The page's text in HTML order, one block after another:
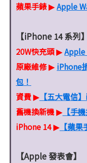
蘋果手錶▶Apple
【iPhone 14 系列】
20W快充頭▶Apple
原廠維修▶ iPhone
包！
資費▶ 【五大電信
舊機換新機▶ 【手
iPhone 14▶ 【蘋
【Apple 發表會】